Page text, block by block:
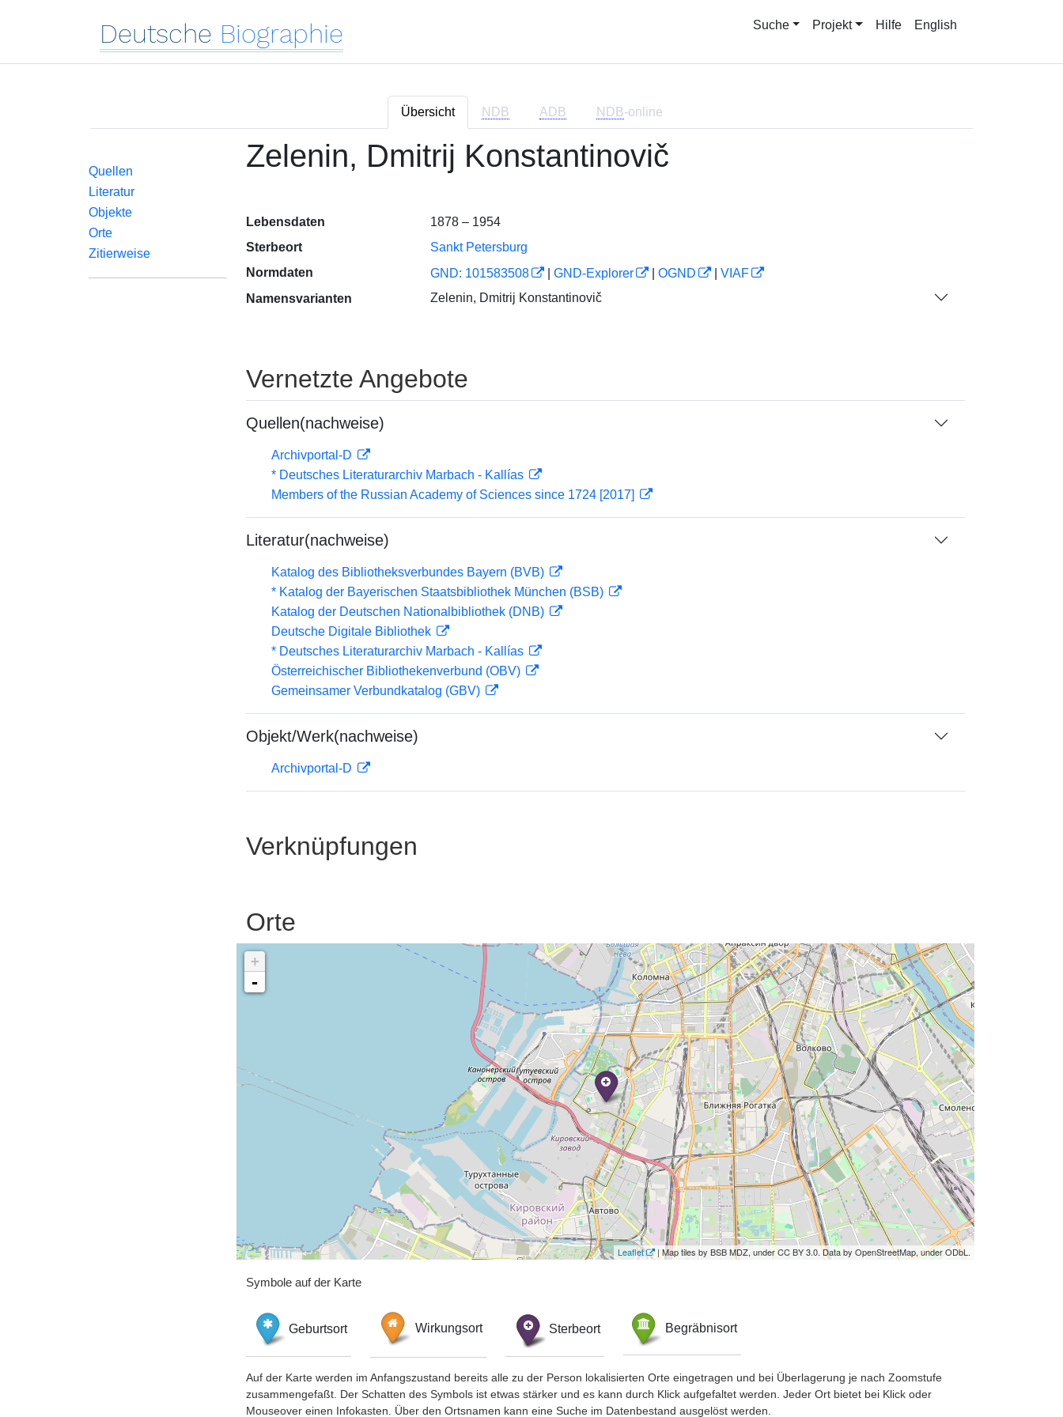
Deutsche Biographie Suche Projekt Hilfe English
Übersicht NDB ADB NDB-online
Quellen
Literatur
Objekte
Orte
Zitierweise
Zelenin, Dmitrij Konstantinovič
Lebensdaten
1878 – 1954
Sterbeort
Sankt Petersburg
Normdaten
GND: 101583508 GND-Explorer OGND
VIAF
Namensvarianten
Zelenin, Dmitrij Konstantinovič
Vernetzte Angebote
Quellen(nachweise)
Archivportal-D
* Deutsches Literaturarchiv Marbach - Kallías
Members of the Russian Academy of Sciences since 1724 [2017]
Literatur(nachweise)
Katalog des Bibliotheksverbundes Bayern (BVB)
* Katalog der Bayerischen Staatsbibliothek München (BSB)
Katalog der Deutschen Nationalbibliothek (DNB)
Deutsche Digitale Bibliothek
* Deutsches Literaturarchiv Marbach - Kallías
Österreichischer Bibliothekenverbund (OBV)
Gemeinsamer Verbundkatalog (GBV)
Objekt/Werk(nachweise)
Archivportal-D
Verknüpfungen
Orte
+
-
Leaflet | Map tiles by BSB MDZ, under CC BY 3.0. Data by OpenStreetMap, under ODbL.
Symbole auf der Karte
Geburtsort Wirkungsort Sterbeort Begräbnisort
Auf der Karte werden im Anfangszustand bereits alle zu der Person lokalisierten Orte eingetragen und bei Überlagerung je nach Zoomstufe
zusammengefaßt. Der Schatten des Symbols ist etwas stärker und es kann durch Klick aufgefaltet werden. Jeder Ort bietet bei Klick oder
Mouseover einen Infokasten. Über den Ortsnamen kann eine Suche im Datenbestand ausgelöst werden.